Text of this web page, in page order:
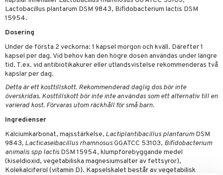
Lactobacillus plantarum DSM 9843, Bifidobacterium lactis DSM
15954.
Dosering
Under de första 2 veckorna: 1 kapsel morgon och kväll. Därefter 1
kapsel per dag. Vid behov kan den högre dosen användas under längre
tid. T.ex. vid antibiotikakurer eller utlandsvistelse rekommenderas två
kapslar per dag.
Detta är ett kosttillskott. Rekommenderad daglig dos bör inte
överskridas. Kosttillskott bör inte inte användas som ett alternativ till en
varierad kost. Förvaras utom räckhåll för små barn.
Ingredienser
Kalciumkarbonat, majsstärkelse, Lactiplantibacillus plantarumDSM
9843, Lacticaseibacillus rhamnosusGGATCC 53103, Bifidobacterium
animalis spp lactisDSM 15954, klumpförebyggande medel
(kiseldioxid, vegetabiliska magnesiumsalter av fettsyror),
Kolekalciferol (vitamin D). Kapselskalet består av vegetabilisk
fot
dusch & tvål
oljor
K
svar